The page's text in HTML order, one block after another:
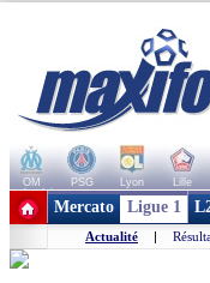
OM PSG Lyon Lille
+ de clubs
Mercato Ligue 1
Actualité |